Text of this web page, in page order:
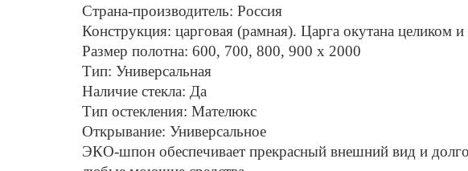
Страна-производитель: Россия
Конструкция: царговая (рамная). Царга окутана целиком
Размер полотна: 600, 700, 800, 900 х 2000
Тип: Универсальная
Наличие стекла: Да
Тип остекления: Мателюкс
Открывание: Универсальное
ЭКО-шпон обеспечивает прекрасный внешний вид и